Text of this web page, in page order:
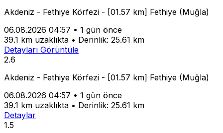
Akdeniz - Fethiye Körfezi - [01.57 km] Fethiye (Muğla)
06.08.2026 04:57 • 1 gün önce
39.1 km uzaklıkta • Derinlik: 25.61 km
Detayları Görüntüle
2.6
Akdeniz - Fethiye Körfezi - [01.57 km] Fethiye (Muğla)
06.08.2026 04:57 • 1 gün önce
39.1 km uzaklıkta • Derinlik: 25.61 km
Detaylar
1.5